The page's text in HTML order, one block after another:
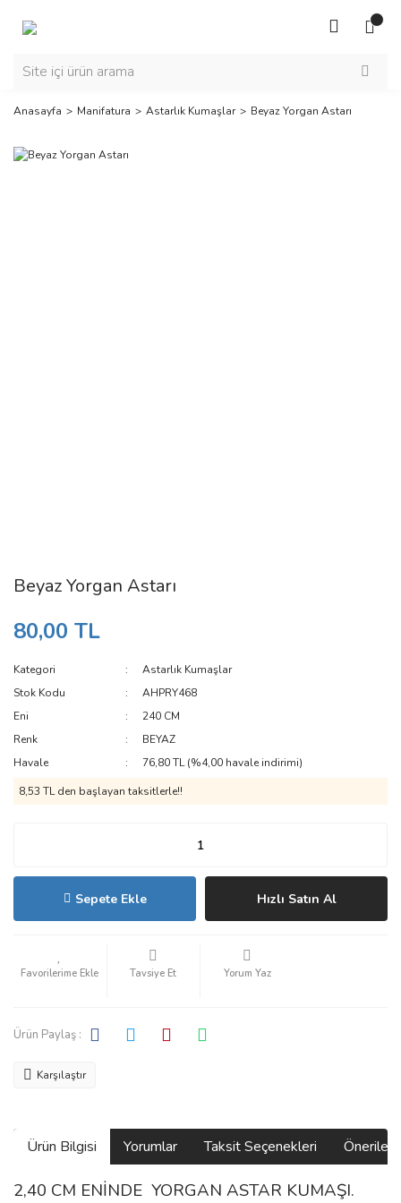
Anasayfa Manifatura Astarlık Kumaşlar Beyaz Yorgan Astarı
Beyaz Yorgan Astarı
80,00 TL
Kategori
Astarlık Kumaşlar
Stok Kodu
AHPRY468
Eni
240 CM
Renk
BEYAZ
Havale
76,80 TL (%4,00 havale indirimi)
8,53 TL den başlayan taksitlerle!!
Sepete Ekle Hızlı Satın Al
Tavsiye Et Yorum Yaz
Ürün Paylaş :
Karşılaştır
Ürün Bilgisi Yorumlar Taksit Seçenekleri
2,40 CM ENİNDE YORGAN ASTAR KUMAŞI.